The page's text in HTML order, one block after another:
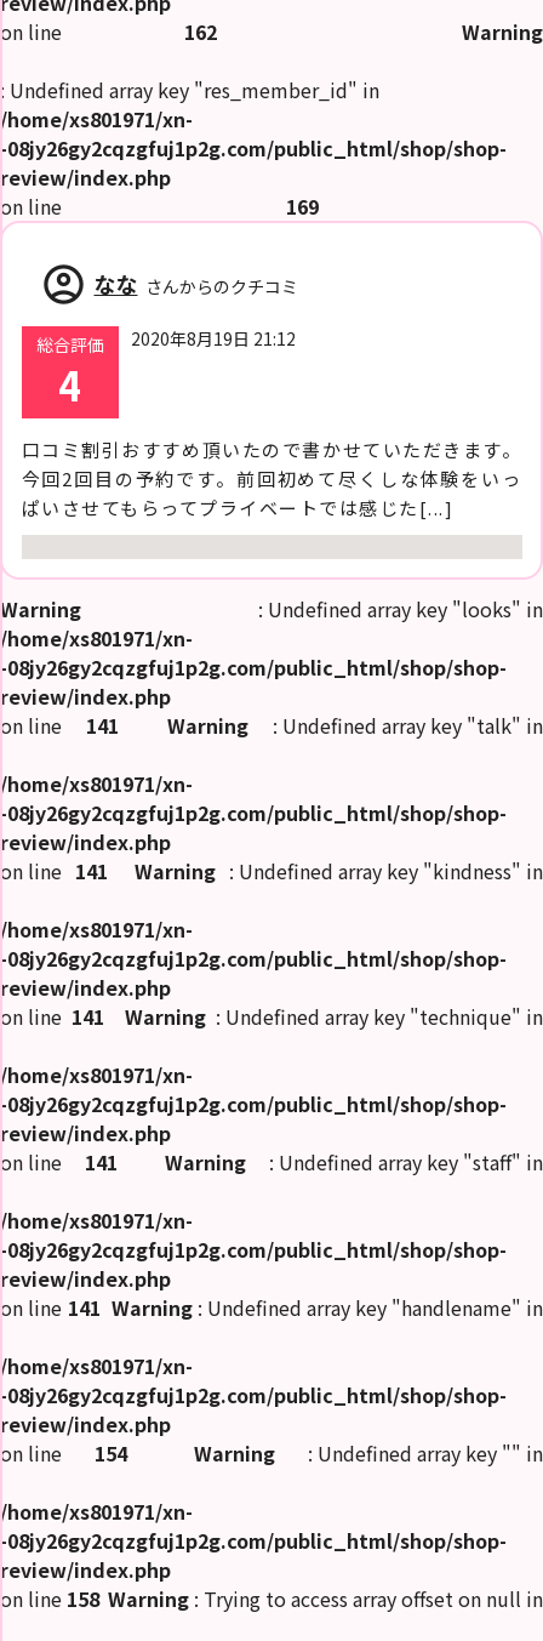
on line
162
Warning
: Undefined array key "res_member_id" in
/home/xs801971/xn-
-08jy26gy2cqzgfuj1p2g.com/public_html/shop/shop-
review/index.php
on line
169
account_circle なな さんからのクチコミ
総合評価
4
2020年8月19日 21:12
口コミ割引おすすめ頂いたので書かせていただきます。
今回2回目の予約です。前回初めて尽くしな体験をいっ
ぱいさせてもらってプライベートでは感じた[...]
Warning
: Undefined array key "looks" in
/home/xs801971/xn-
-08jy26gy2cqzgfuj1p2g.com/public_html/shop/shop-
review/index.php
on line
141 Warning
: Undefined array key "talk" in
/home/xs801971/xn-
-08jy26gy2cqzgfuj1p2g.com/public_html/shop/shop-
review/index.php
on line 141 Warning : Undefined array key "kindness" in
/home/xs801971/xn-
-08jy26gy2cqzgfuj1p2g.com/public_html/shop/shop-
review/index.php
on line 141 Warning : Undefined array key "technique" in
/home/xs801971/xn-
-08jy26gy2cqzgfuj1p2g.com/public_html/shop/shop-
review/index.php
on line
141 Warning
: Undefined array key "staff" in
/home/xs801971/xn-
-08jy26gy2cqzgfuj1p2g.com/public_html/shop/shop-
review/index.php
on line 141 Warning : Undefined array key "handlename" in
/home/xs801971/xn-
-08jy26gy2cqzgfuj1p2g.com/public_html/shop/shop-
review/index.php
on line
154 Warning
: Undefined array key "" in
/home/xs801971/xn-
-08jy26gy2cqzgfuj1p2g.com/public_html/shop/shop-
review/index.php
on line 158 Warning : Trying to access array offset on null in